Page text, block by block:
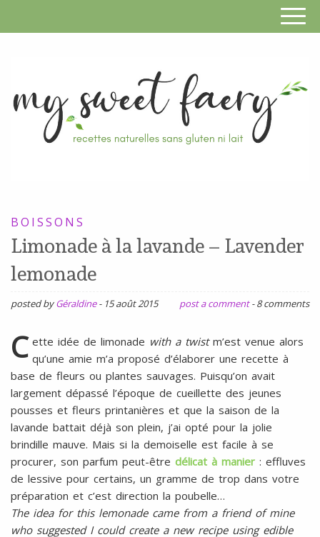
SANS
GLUTEN,
SANS
LAIT,
SOJA,
ŒUFS
BOISSONS
Limonade à la lavande – Lavender
lemonade
posted byGéraldine - 15 août 2015 post a comment -8 comments
C ette idée de limonade with a twistm’est venue alors
qu’une amie m’a proposé d’élaborer une recette à
base de fleurs ou plantes sauvages. Puisqu’on avait
largement dépassé l’époque de cueillette des jeunes
pousses et fleurs printanières et que la saison de la
lavande battait déjà son plein, j’ai opté pour la jolie
brindille mauve. Mais si la demoiselle est facile à se
procurer, son parfum peut-être délicat à manier : effluves
de lessive pour certains, un gramme de trop dans votre
préparation et c’est direction la poubelle…
The idea for this lemonade came from a friend of mine
who suggested I could create a new recipe using edible